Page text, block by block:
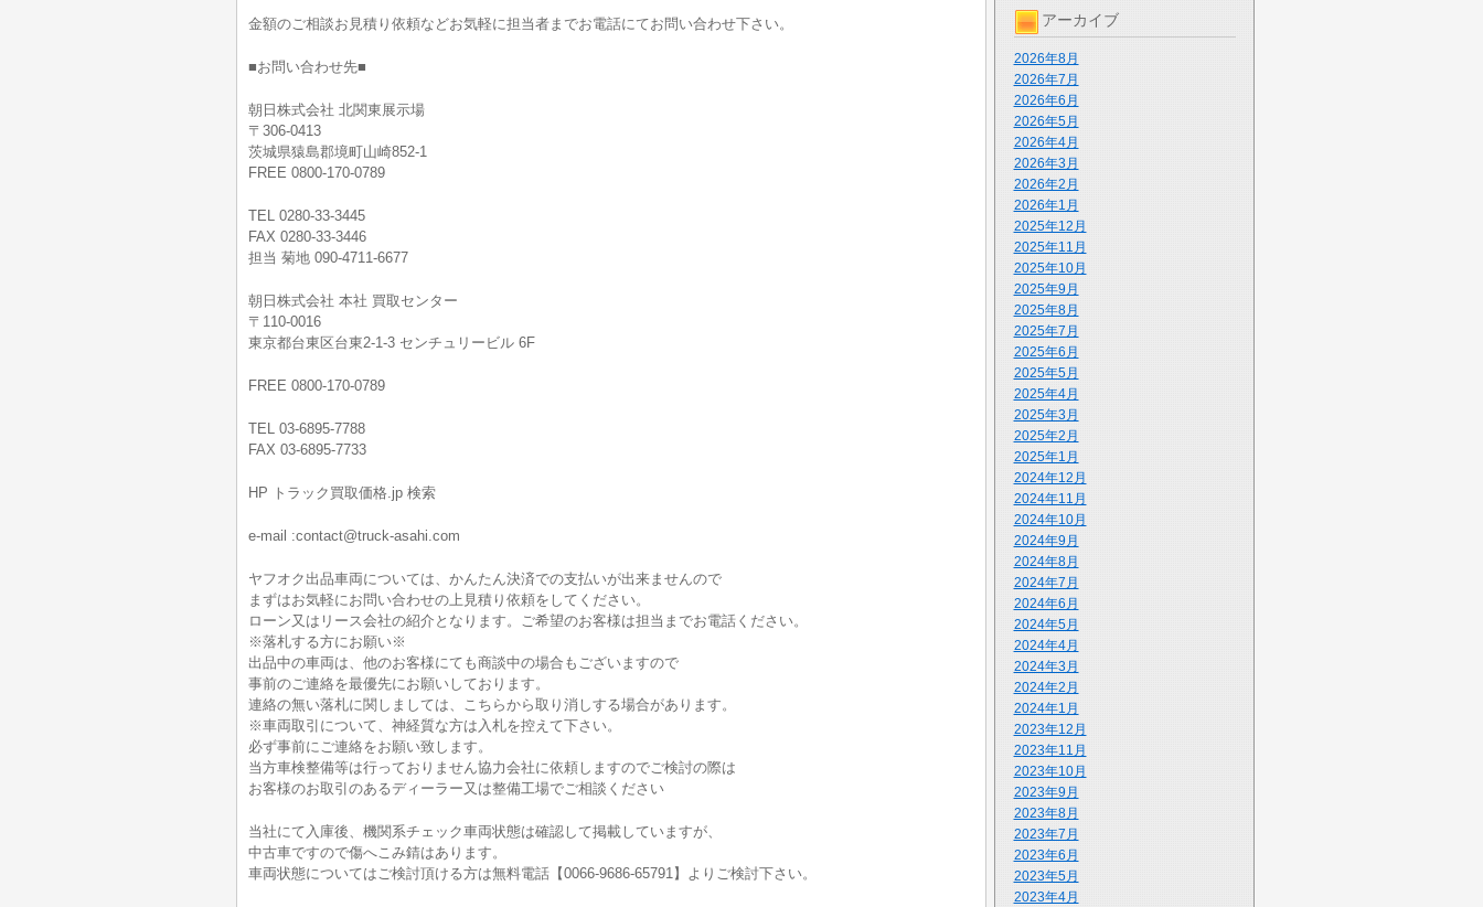
アーカイブ
2026年8月
2026年7月
2026年6月
2026年5月
2026年4月
2026年3月
2026年2月
2026年1月
2025年12月
2025年11月
2025年10月
2025年9月
2025年8月
2025年7月
2025年6月
2025年5月
2025年4月
2025年3月
2025年2月
2025年1月
2024年12月
2024年11月
2024年10月
2024年9月
2024年8月
2024年7月
2024年6月
2024年5月
2024年4月
2024年3月
2024年2月
2024年1月
2023年12月
2023年11月
2023年10月
2023年9月
2023年8月
2023年7月
2023年6月
2023年5月
2023年4月
金額のご相談お見積り依頼などお気軽に担当者までお電話にてお問い合わせ下さい。
■お問い合わせ先■
朝日株式会社 北関東展示場
〒306-0413
茨城県猿島郡境町山崎852-1
FREE 0800-170-0789
TEL 0280-33-3445
FAX 0280-33-3446
担当 菊地 090-4711-6677
朝日株式会社 本社 買取センター
〒110-0016
東京都台東区台東2-1-3 センチュリービル 6F
FREE 0800-170-0789
TEL 03-6895-7788
FAX 03-6895-7733
HP トラック買取価格.jp 検索
e-mail :contact@truck-asahi.com
ヤフオク出品車両については、かんたん決済での支払いが出来ませんので
まずはお気軽にお問い合わせの上見積り依頼をしてください。
ローン又はリース会社の紹介となります。ご希望のお客様は担当までお電話ください。
※落札する方にお願い※
出品中の車両は、他のお客様にても商談中の場合もございますので
事前のご連絡を最優先にお願いしております。
連絡の無い落札に関しましては、こちらから取り消しする場合があります。
※車両取引について、神経質な方は入札を控えて下さい。
必ず事前にご連絡をお願い致します。
当方車検整備等は行っておりません協力会社に依頼しますのでご検討の際は
お客様のお取引のあるディーラー又は整備工場でご相談ください
当社にて入庫後、機関系チェック車両状態は確認して掲載していますが、
中古車ですので傷へこみ錆はあります。
車両状態についてはご検討頂ける方は無料電話【0066-9686-65791】よりご検討下さい。